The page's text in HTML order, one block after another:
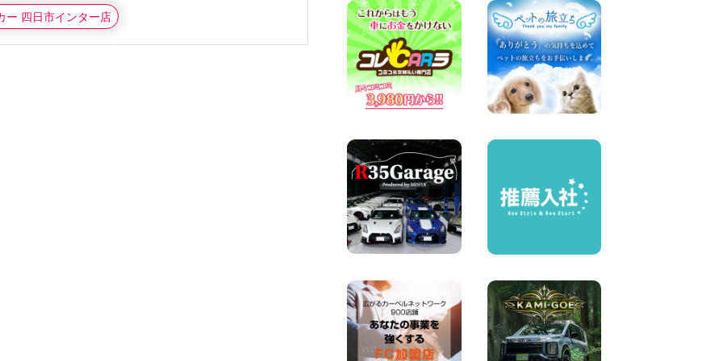
ー 四日市インター店
横浜弥生台店限定!!夏季特別
キャンペーンのお知らせ!! 神
奈川県 横浜弥生台店
100円レンタカー 横浜弥生台
2026年08月06日
ハイエースワゴンGL!!クルー
ズコントロールが付いてい
る〜!! 福島県 福島笹木野店
※※超格安日額5,800円※※荷物
運びに最適の軽バンのレンタ
カー!! 出雲ドーム前店 島根県
出雲ドーム前店
100円レンタカー 出雲ドーム前
人気のスペイドワゴン ライト
100円レンタカー 羽田空港
2026年08月04日
お引越しに便利で最適!(禁煙
車両) 香川県 坂出川津店
100円レンタカー 坂出川津